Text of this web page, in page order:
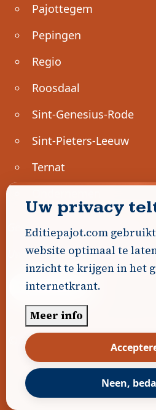
Pajottegem
Pepingen
Regio
Roosdaal
Sint-Genesius-Rode
Sint-Pieters-Leeuw
Ternat
Geen advertenties gevonden.
Uw advertentie hier?
Word Partner!
© 2026
|Disclaimer
Gerealiseerd door
Uw privacy
Editiepajot.com
website optimaal te
inzicht te krijgen in het
internetkrant.
Meer info
Neen,